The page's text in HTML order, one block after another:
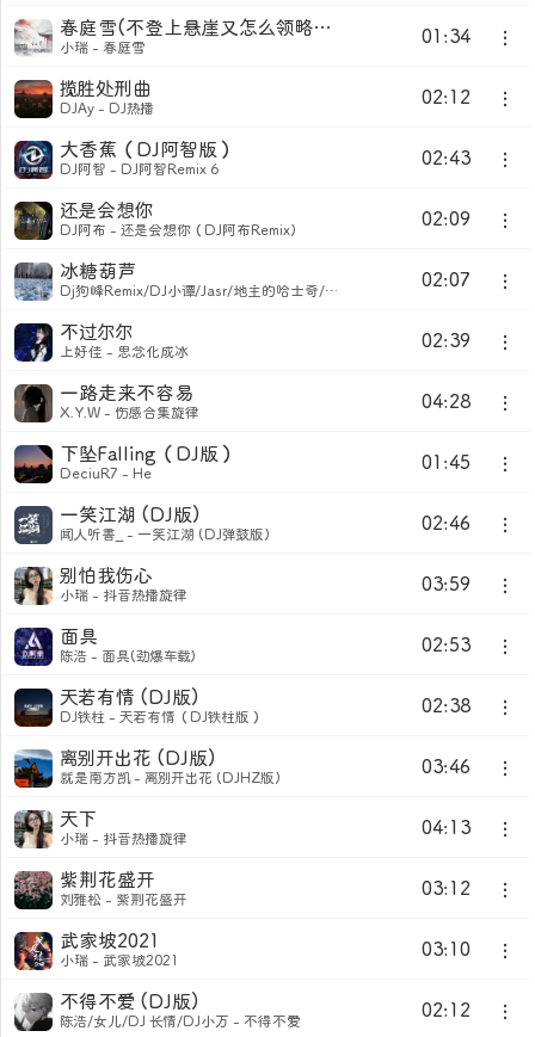
01:34
春庭雪(不登上悬崖又怎么领略一览众山的绝顶风光)
小瑞 - 春庭雪
02:12
揽胜处刑曲
DJAy - DJ热播
02:43
大香蕉（DJ阿智版）
DJ阿智 - DJ阿智Remix 6
02:09
还是会想你
DJ阿布 - 还是会想你（DJ阿布Remix)
02:07
冰糖葫芦
Dj狗峰Remix/DJ小谭/Jasr/地主的哈士奇/袁勇 - 想你的雪还是飘到了
02:39
不过尔尔
上好佳 - 思念化成冰
04:28
一路走来不容易
X.Y.W - 伤感合集旋律
01:45
下坠Falling（DJ版）
DeciuR7 - He
02:46
一笑江湖 (DJ版)
闻人听書_ - 一笑江湖 (DJ弹鼓版)
03:59
别怕我伤心
小瑞 - 抖音热播旋律
02:53
面具
陈浩 - 面具(劲爆车载)
02:38
天若有情 (DJ版)
DJ铁柱 - 天若有情（DJ铁柱版）
03:46
离别开出花 (DJ版)
就是南方凯 - 离别开出花 (DJHZ版)
04:13
天下
小瑞 - 抖音热播旋律
03:12
紫荆花盛开
刘雅松 - 紫荆花盛开
03:10
武家坡2021
小瑞 - 武家坡2021
02:12
不得不爱 (DJ版)
陈浩/女儿/DJ 长情/DJ小万 - 不得不爱